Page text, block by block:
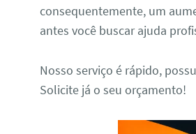
consequentemente, um
antes você buscar ajuda
Nosso serviço é rápido,
Solicite já o seu orçamento!